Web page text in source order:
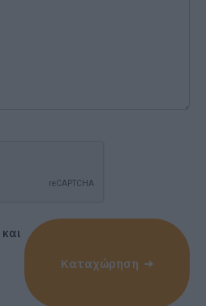
Καταχώρηση